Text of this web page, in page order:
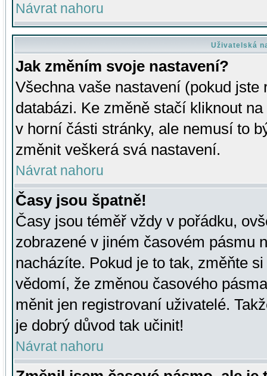
Návrat nahoru
Uživatelská
Jak změním svoje nastavení?
Všechna vaše nastavení (pokud
databázi. Ke změně stačí kliknout
v horní části stránky, ale nemusí to
změnit veškerá svá nastavení.
Návrat nahoru
Časy jsou špatně!
Časy jsou téměř vždy v pořádku,
zobrazené v jiném časovém pásmu
nacházíte. Pokud je to tak, změňte
vědomí, že změnou časového
měnit jen registrovaní uživatelé.
je dobrý důvod tak učinit!
Návrat nahoru